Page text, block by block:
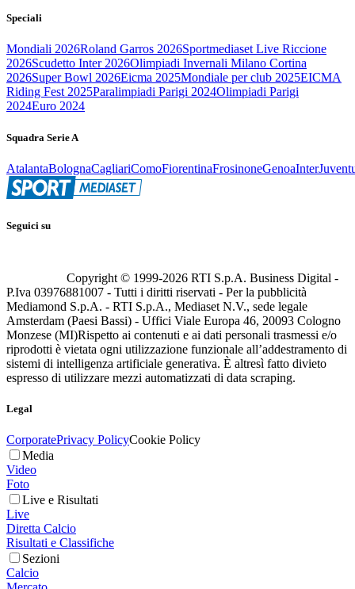
Speciali
Mondiali 2026Roland Garros 2026Sportmediaset Live Riccione
2026Scudetto Inter 2026Olimpiadi Invernali Milano Cortina
2026Super Bowl 2026Eicma 2025Mondiale per club 2025EICMA
Riding Fest 2025Paralimpiadi Parigi 2024Olimpiadi Parigi
2024Euro 2024
Squadra Serie A
AtalantaBolognaCagliariComoFiorentinaFrosinoneGenoaInter
Seguici su
Copyright © 1999-2026 RTI S.p.A. Business Digital -
P.Iva 03976881007 - Tutti i diritti riservati - Per la pubblicità
Mediamond S.p.A. - RTI S.p.A., Mediaset N.V., sede legale
Amsterdam (Paesi Bassi) - Uffici Viale Europa 46, 20093 Cologno
Monzese (MI)Rispetto ai contenuti e ai dati personali trasmessi e/o
riprodotti è vietata ogni utilizzazione funzionale all’addestramento di
sistemi di intelligenza artificiale generativa. È altresì fatto divieto
espresso di utilizzare mezzi automatizzati di data scraping.
Legal
CorporatePrivacy PolicyCookie Policy
Media
Video
Foto
Live e Risultati
Live
Diretta Calcio
Risultati e Classifiche
Sezioni
Calcio